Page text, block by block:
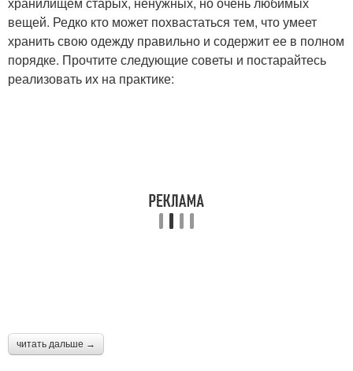
вещей. Редко кто может похвастаться тем, что умеет
хранить свою одежду правильно и содержит ее в полном
порядке. Прочтите следующие советы и постарайтесь
реализовать их на практике:
читать дальше →